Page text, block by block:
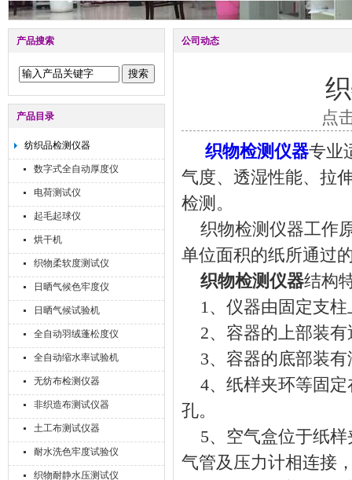
产品搜索
产品目录
纺织品检测仪器
数字式全自动厚度仪
电荷测试仪
起毛起球仪
烘干机
织物柔软度测试仪
日晒气候色牢度仪
日晒气候试验机
全自动羽绒蓬松度仪
全自动缩水率试验机
无纺布检测仪器
非织造布测试仪器
土工布测试仪器
耐水洗色牢度试验仪
织物耐静水压测试仪
公司动态
点
织物检测仪器专业
气度、透湿性能、拉
检测。
织物检测仪器工作
单位面积的纸所通过
织物检测仪器结构
1、仪器由固定支柱
2、容器的上部装有
3、容器的底部装有
4、纸样夹环等固定
孔。
5、空气盒位于纸样
气管及压力计相连接